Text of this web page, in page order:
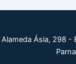
Alameda Ásia, 298 -